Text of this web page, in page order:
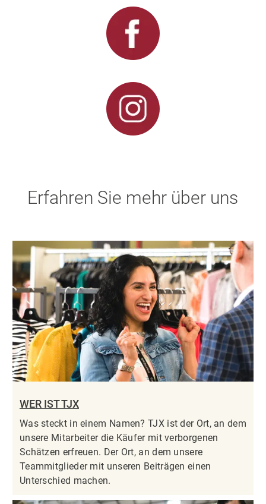
Erfahren Sie mehr über uns
WER IST TJX
Was steckt in einem Namen? TJX ist der Ort, an dem
unsere Mitarbeiter die Käufer mit verborgenen
Schätzen erfreuen. Der Ort, an dem unsere
Teammitglieder mit unseren Beiträgen einen
Unterschied machen.